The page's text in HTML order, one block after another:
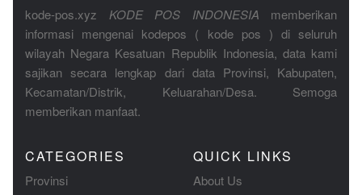
kode-pos.xyz KODE POS INDONESIA memberikan
informasi mengenai kodepos ( kode pos ) di seluruh
wilayah Negara Kesatuan Republik Indonesia, data kami
sajikan secara lengkap dari data Provinsi, Kabupaten,
Kecamatan/Distrik, Keluarahan/Desa. Semoga
memberikan manfaat.
CATEGORIES
Provinsi
QUICK LINKS
About Us